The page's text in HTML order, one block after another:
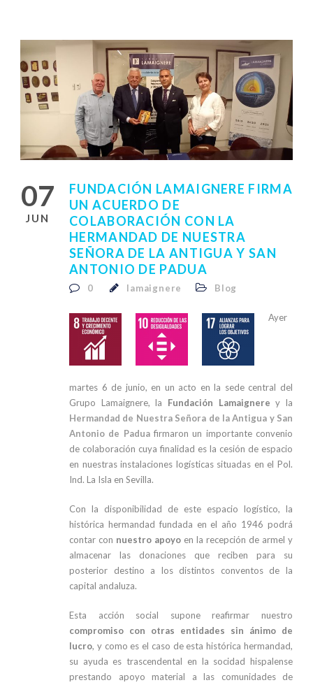
07
JUN
FUNDACIÓN LAMAIGNERE FIRMA
UN ACUERDO DE
COLABORACIÓN CON LA
HERMANDAD DE NUESTRA
SEÑORA DE LA ANTIGUA Y SAN
ANTONIO DE PADUA
0 lamaignere Blog
Ayer
martes 6 de junio, en un acto en la sede central del
Grupo Lamaignere, la Fundación Lamaignere y la
Hermandad de Nuestra Señora de la Antigua y San
Antonio de Paduafirmaron un importante convenio
de colaboración cuya finalidad es la cesión de espacio
en nuestras instalaciones logísticas situadas en el Pol.
Ind. La Isla en Sevilla.
Con la disponibilidad de este espacio logístico, la
histórica hermandad fundada en el año 1946 podrá
contar con nuestro apoyo en la recepción de armel y
almacenar las donaciones que reciben para su
posterior destino a los distintos conventos de la
capital andaluza.
Esta acción social supone reafirmar nuestro
compromiso con otras entidades sin ánimo de
lucro, y como es el caso de esta histórica hermandad,
su ayuda es trascendental en la socidad hispalense
prestando apoyo material a las comunidades de